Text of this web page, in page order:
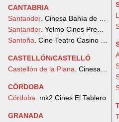
CANTABRIA
Santander . Cinesa Bahía de
Santander . Yelmo Cines Premium
Santoña . Cine Teatro Casino Liceo
CASTELLÓN/CASTELLÓ
Castellón de la Plana . Cinesa La
CÓRDOBA
Córdoba . mk2 Cines El Tablero
GRANADA